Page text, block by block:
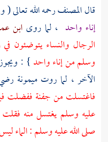
قالالمصنفرحمه الله تعالى (
إناء واحد ، لما روى ابن
الرجال والنساء يتوضئون
وسلم من إناء واحد} :
الآخر ، لما روت ميمونة
فاغتسلت من جفنة ففضلت
عليه وسلم يغتسل منه فقلت
صلى الله عليه وسلم : الماء